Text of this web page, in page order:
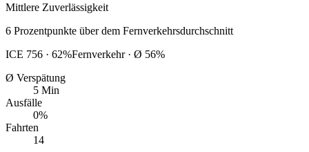
Mittlere Zuverlässigkeit
6 Prozentpunkte über dem Fernverkehrsdurchschnitt
ICE 756 · 62%Fernverkehr · Ø 56%
Ø Verspätung
5 Min
Ausfälle
0%
Fahrten
14